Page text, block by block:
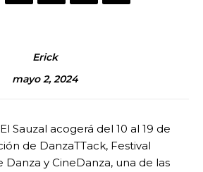
Erick
mayo 2, 2024
Sauzal acogerá del 10 al 19 de
de DanzaTTack, Festival
y CineDanza, una de las